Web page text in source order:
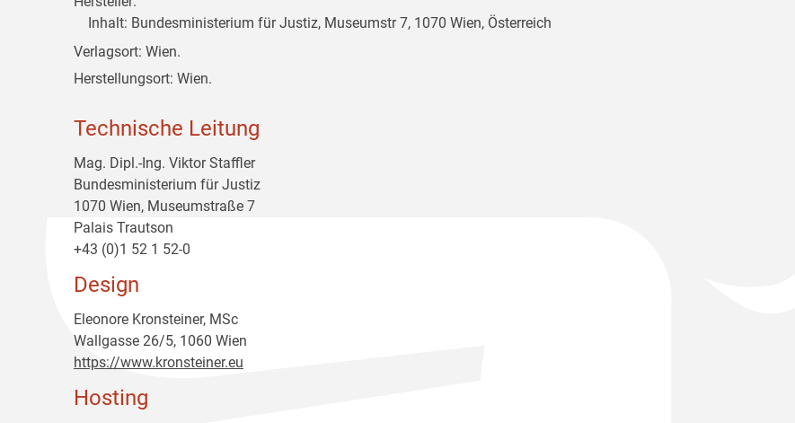
Inhalt: Bundesministerium für Justiz, Museumstr 7, 1070 Wien, Österreich
Verlagsort: Wien.
Herstellungsort: Wien.
Technische Leitung
Mag. Dipl.-Ing. Viktor Staffler
Bundesministerium für Justiz
1070 Wien, Museumstraße 7
Palais Trautson
+43 (0)1 52 1 52-0
Design
Eleonore Kronsteiner, MSc
Wallgasse 26/5, 1060 Wien
https://www.kronsteiner.eu
Hosting